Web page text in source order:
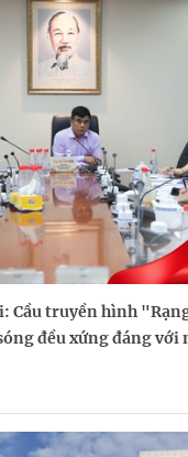
Cầu truyền hình
đều xứng đáng với